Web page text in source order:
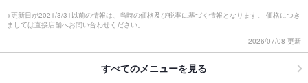
※更新日が2021/3/31以前の情報は、当時の価格及び税率に基づく情報となります。 価格につき
ましては直接店舗へお問い合わせください。
2026/07/08 更新
すべてのメニューを見る